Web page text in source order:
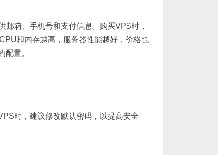
箱、手机号和支付信息。购买VPS时，
和内存越高，服务器性能越好，价格也
配置。
时，建议修改默认密码，以提高安全